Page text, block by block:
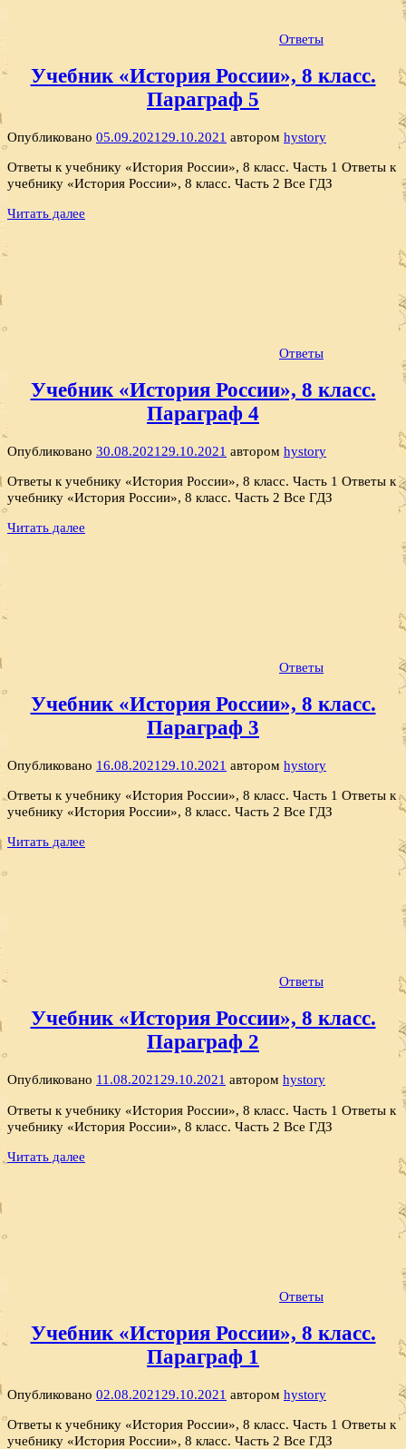
Ответы
Учебник «История России», 8 класс.
Параграф 5
Опубликовано 05.09.2021 29.10.2021 автором hystory
Ответы к учебнику «История России», 8 класс. Часть 1 Ответы к
учебнику «История России», 8 класс. Часть 2 Все ГДЗ
Читать далее
Ответы
Учебник «История России», 8 класс.
Параграф 4
Опубликовано 30.08.2021 29.10.2021 автором hystory
Ответы к учебнику «История России», 8 класс. Часть 1 Ответы к
учебнику «История России», 8 класс. Часть 2 Все ГДЗ
Читать далее
Ответы
Учебник «История России», 8 класс.
Параграф 3
Опубликовано 16.08.2021 29.10.2021 автором hystory
Ответы к учебнику «История России», 8 класс. Часть 1 Ответы к
учебнику «История России», 8 класс. Часть 2 Все ГДЗ
Читать далее
Ответы
Учебник «История России», 8 класс.
Параграф 2
Опубликовано 11.08.2021 29.10.2021 автором hystory
Ответы к учебнику «История России», 8 класс. Часть 1 Ответы к
учебнику «История России», 8 класс. Часть 2 Все ГДЗ
Читать далее
Ответы
Учебник «История России», 8 класс.
Параграф 1
Опубликовано 02.08.2021 29.10.2021 автором hystory
Ответы к учебнику «История России», 8 класс. Часть 1 Ответы к
учебнику «История России», 8 класс. Часть 2 Все ГДЗ